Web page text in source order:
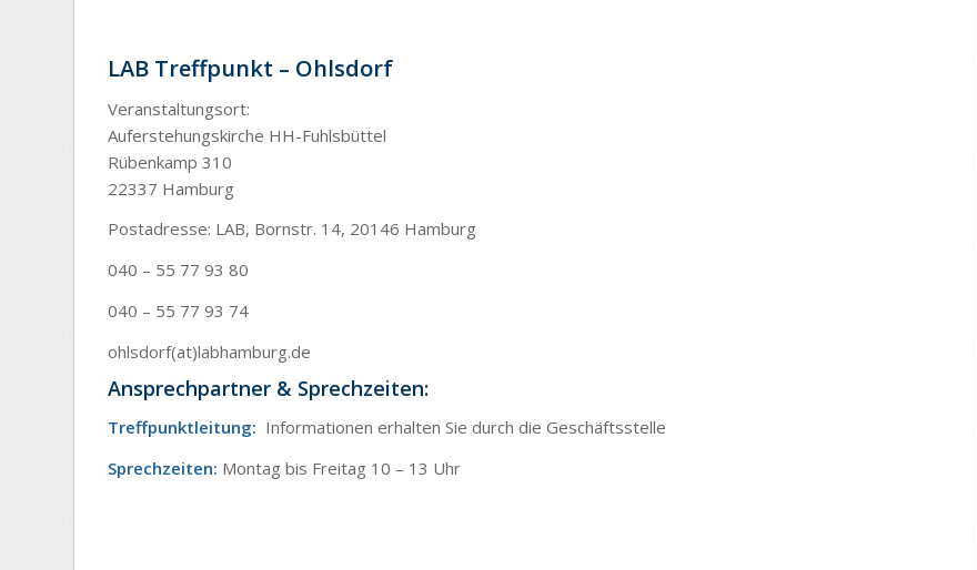
LAB Treffpunkt – Ohlsdorf
Veranstaltungsort:
Auferstehungskirche HH-Fuhlsbüttel
Rübenkamp 310
22337 Hamburg
Postadresse: LAB, Bornstr. 14, 20146 Hamburg
040 – 55 77 93 80
040 – 55 77 93 74
ohlsdorf(at)labhamburg.de
Ansprechpartner & Sprechzeiten:
Treffpunktleitung: Informationen erhalten Sie durch die Geschäftsstelle
Sprechzeiten: Montag bis Freitag 10 – 13 Uhr